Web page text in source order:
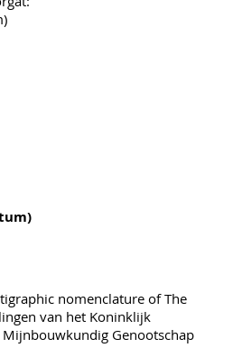
nomenclature of The
van het Koninklijk
Genootschap